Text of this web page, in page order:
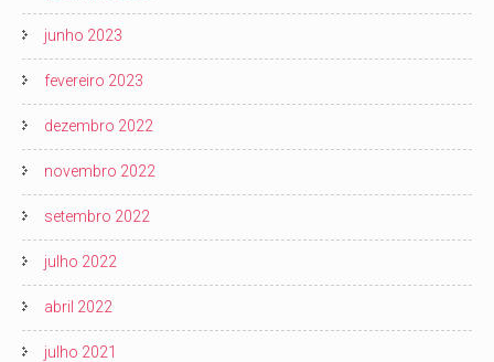
junho 2023
fevereiro 2023
dezembro 2022
novembro 2022
setembro 2022
julho 2022
abril 2022
julho 2021